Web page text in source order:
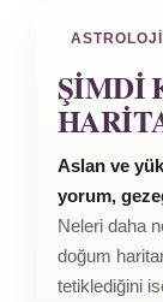
ŞIMDI
Aslan ve
yorum,
Neleri daha
doğum
tetiklediğini